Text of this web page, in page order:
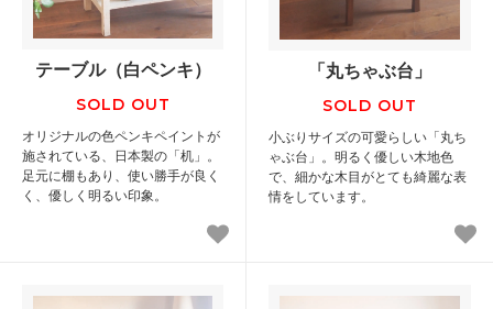
テーブル（白ペンキ）
SOLD OUT
オリジナルの色ペンキペイントが
施されている、日本製の「机」。
足元に棚もあり、使い勝手が良く
く、優しく明るい印象。
「丸ちゃぶ台」
SOLD OUT
小ぶりサイズの可愛らしい「丸ち
ゃぶ台」。明るく優しい木地色
で、細かな木目がとても綺麗な表
情をしています。